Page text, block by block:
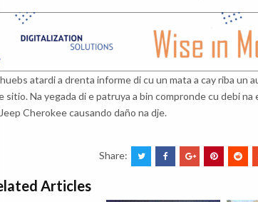
atardi a drenta informe di cu un mata a cay riba un
sitio. Na yegada di e patruya a bin compronde cu debi
Cherokee causando daño na dje.
Share:
Articles